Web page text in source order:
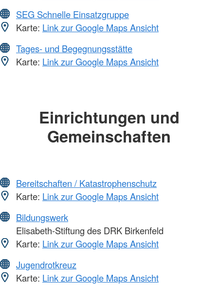
SEG Schnelle Einsatzgruppe
Karte: Link zur Google Maps Ansicht
Tages- und Begegnungsstätte
Karte: Link zur Google Maps Ansicht
Einrichtungen und
Gemeinschaften
Bereitschaften / Katastrophenschutz
Karte: Link zur Google Maps Ansicht
Bildungswerk
Elisabeth-Stiftung des DRK Birkenfeld
Karte: Link zur Google Maps Ansicht
Jugendrotkreuz
Karte: Link zur Google Maps Ansicht